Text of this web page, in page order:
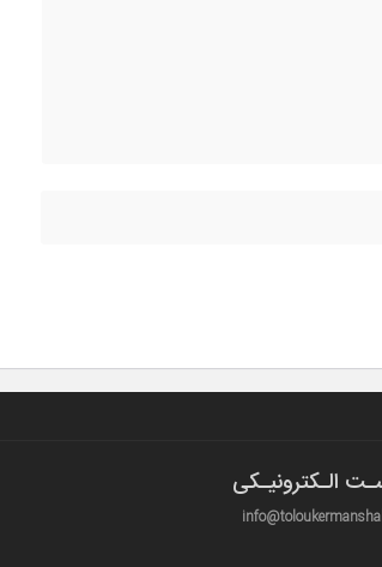
الـکترونیـکی